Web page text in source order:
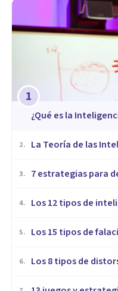
1
¿Qué es la
2. La Teoría de las
3. 7 estrategias para
4. Los 12 tipos de
5. Los 15 tipos de
6. Los 8 tipos de